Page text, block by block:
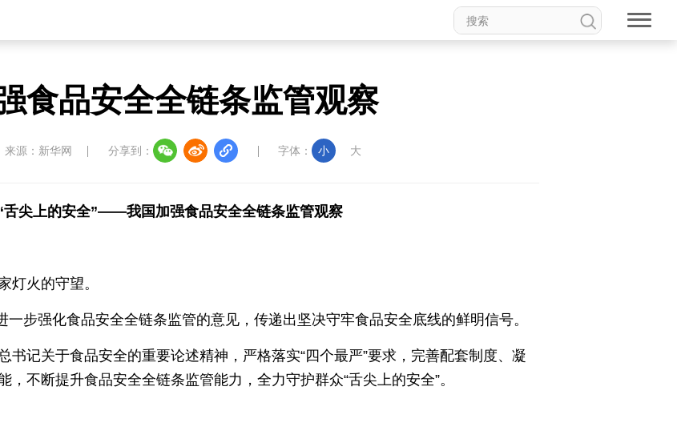
食品安全全链条监管观察
来源：新华网 分享到： 字体： 小 大
舌尖上的安全”——我国加强食品安全全链条监管观察
灯火的守望。
步强化食品安全全链条监管的意见，传递出坚决守牢食品安全底线的鲜明信号。
书记关于食品安全的重要论述精神，严格落实“四个最严”要求，完善配套制度、凝
不断提升食品安全全链条监管能力，全力守护群众“舌尖上的安全”。